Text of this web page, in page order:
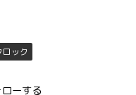
ック
ーする